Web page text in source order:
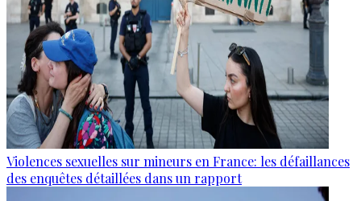
Violences sexuelles sur mineurs en France: les défaillances
des enquêtes détaillées dans un rapport